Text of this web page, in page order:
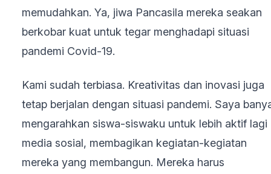
memudahkan. Ya, jiwa Pancasila mereka seakan
berkobar kuat untuk tegar menghadapi situasi
pandemi Covid-19.
Kami sudah terbiasa. Kreativitas dan inovasi juga
tetap berjalan dengan situasi pandemi. Saya
mengarahkan siswa-siswaku untuk lebih aktif lagi
media sosial, membagikan kegiatan-kegiatan
mereka yang membangun. Mereka harus